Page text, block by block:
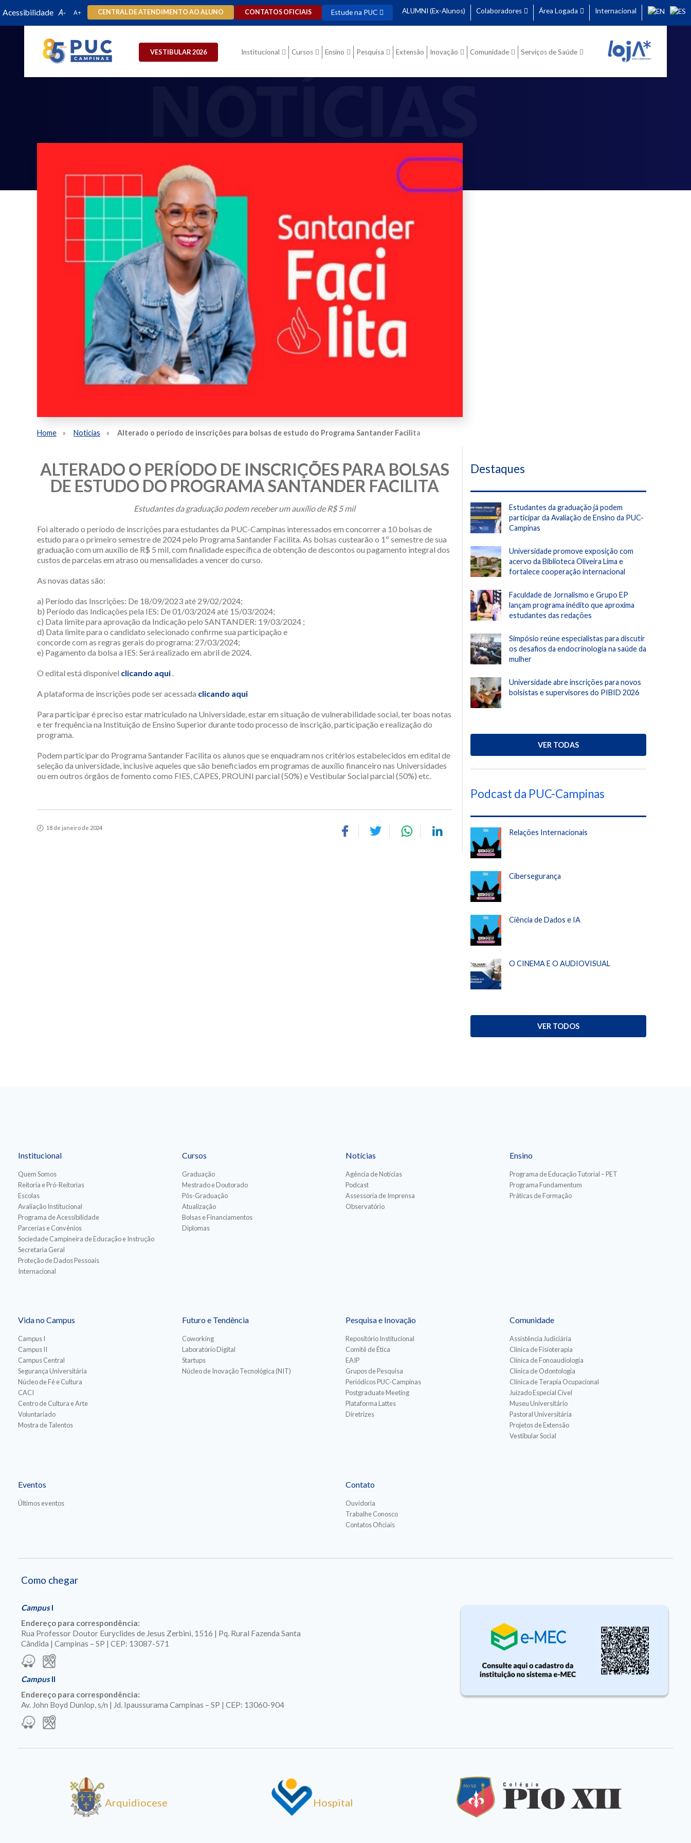
Acessibilidade CENTRAL DE ATENDIMENTO AO ALUNO CONTATOS OFICIAIS Estude na PUC ALUMNI (Ex-Alunos) Colaboradores Área Logada Internacional
VESTIBULAR 2026 Institucional Cursos Ensino Pesquisa Extensão Inovação Comunidade Serviços de Saúde
Home Notícias Alterado o período de inscrições para bolsas de estudo do Programa Santander Facilita
ALTERADO O PERÍODO DE INSCRIÇÕES PARA BOLSAS
DE ESTUDO DO PROGRAMA SANTANDER FACILITA
Estudantes da graduação podem receber um auxílio de R$ 5 mil
Foi alterado o período de inscrições para estudantes da PUC-Campinas interessados em concorrer a 10 bolsas de
estudo para o primeiro semestre de 2024 pelo Programa Santander Facilita. As bolsas custearão o 1º semestre de sua
graduação com um auxílio de R$ 5 mil, com finalidade específica de obtenção de descontos ou pagamento integral dos
custos de parcelas em atraso ou mensalidades a vencer do curso.
As novas datas são:
a) Período das Inscrições: De 18/09/2023 até 29/02/2024;
b) Período das Indicações pela IES: De 01/03/2024 até 15/03/2024;
c) Data limite para aprovação da Indicação pelo SANTANDER: 19/03/2024 ;
d) Data limite para o candidato selecionado confirme sua participação e
concorde com as regras gerais do programa: 27/03/2024;
e) Pagamento da bolsa a IES: Será realizado em abril de 2024.
O edital está disponível clicando aqui
A plataforma de inscrições pode ser acessada clicando aqui
Para participar é preciso estar matriculado na Universidade, estar em situação de vulnerabilidade social, ter boas notas
e ter frequência na Instituição de Ensino Superior durante todo processo de inscrição, participação e realização do
programa.
Podem participar do Programa Santander Facilita os alunos que se enquadram nos critérios estabelecidos em edital de
seleção da universidade, inclusive aqueles que são beneficiados em programas de auxílio financeiro nas Universidades
ou em outros órgãos de fomento como FIES, CAPES, PROUNI parcial (50%) e Vestibular Social parcial (50%) etc.
18 de janeiro de 2024
Destaques
Estudantes da graduação já podem
participar da Avaliação de Ensino da PUC-
Campinas
Universidade promove exposição com
acervo da Biblioteca Oliveira Lima e
fortalece cooperação internacional
Faculdade de Jornalismo e Grupo EP
lançam programa inédito que aproxima
estudantes das redações
Simpósio reúne especialistas para discutir
os desafios da endocrinologia na saúde da
mulher
Universidade abre inscrições para novos
bolsistas e supervisores do PIBID 2026
VER TODAS
Podcast da PUC-Campinas
Relações Internacionais
Cibersegurança
Ciência de Dados e IA
O CINEMA E O AUDIOVISUAL
VER TODOS
Institucional
Quem Somos
Reitoria e Pró-Reitorias
Escolas
Avaliação Institucional
Programa de Acessibilidade
Parcerias e Convênios
Sociedade Campineira de Educação e Instrução
Secretaria Geral
Proteção de Dados Pessoais
Internacional
Cursos
Graduação
Mestrado e Doutorado
Pós-Graduação
Atualização
Bolsas e Financiamentos
Diplomas
Notícias
Agência de Notícias
Podcast
Assessoria de Imprensa
Observatório
Ensino
Programa de Educação Tutorial – PET
Programa Fundamentum
Práticas de Formação
Vida no Campus
Campus I
Campus II
Campus Central
Segurança Universitária
Núcleo de Fé e Cultura
CACI
Centro de Cultura e Arte
Voluntariado
Mostra de Talentos
Futuro e Tendência
Coworking
Laboratório Digital
Startups
Núcleo de Inovação Tecnológica (NIT)
Pesquisa e Inovação
Repositório Institucional
Comitê de Ética
EAIP
Grupos de Pesquisa
Periódicos PUC-Campinas
Postgraduate Meeting
Plataforma Lattes
Diretrizes
Comunidade
Assistência Judiciária
Clínica de Fisioterapia
Clínica de Fonoaudiologia
Clínica de Odontologia
Clínica de Terapia Ocupacional
Juizado Especial Cível
Museu Universitário
Pastoral Universitária
Projetos de Extensão
Vestibular Social
Eventos
Últimos eventos
Contato
Ouvidoria
Trabalhe Conosco
Contatos Oficiais
Como chegar
CampusI
Endereço para correspondência:
Rua Professor Doutor Euryclides de Jesus Zerbini, 1516 | Pq. Rural Fazenda Santa
Cândida | Campinas – SP | CEP: 13087-571
CampusII
Endereço para correspondência:
Av. John Boyd Dunlop, s/n | Jd. Ipaussurama Campinas – SP | CEP: 13060-904
Arquidiocese Hospital